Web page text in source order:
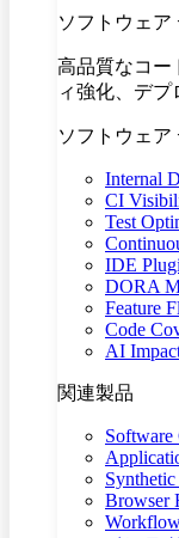
ソフトウェア
高品質なコー
ィ強化、デプ
ソフトウェア
Internal
CI
Test
IDE
DORA
Feature
Code
AI
関連製品
Software
Browser